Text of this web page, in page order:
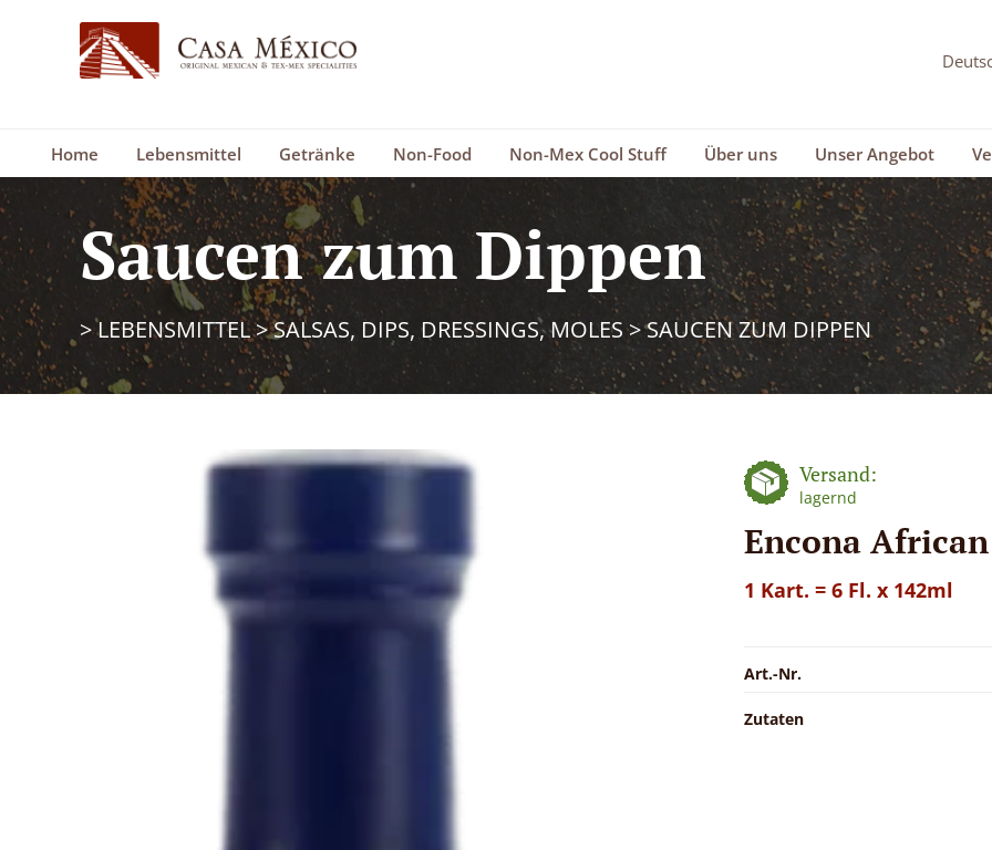
Home Lebensmittel Getränke Non-Food Non-Mex Cool Stuff Über uns Unser Angebot
Saucen zum Dippen
>LEBENSMITTEL>SALSAS, DIPS, DRESSINGS, MOLES>SAUCEN ZUM DIPPEN
Versand:
lagernd
Encona
1 Kart. = 6 Fl. x 142ml
Art.-Nr.
Zutaten